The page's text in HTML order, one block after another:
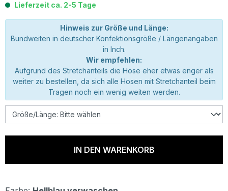
Lieferzeit ca. 2-5 Tage
Hinweis zur Größe und Länge:
Bundweiten in deutscher Konfektionsgröße / Längenangaben
in Inch.
Wir empfehlen:
Aufgrund des Stretchanteils die Hose eher etwas enger als
weiter zu bestellen, da sich alle Hosen mit Stretchanteil beim
Tragen noch ein wenig weiten werden.
IN DEN WARENKORB